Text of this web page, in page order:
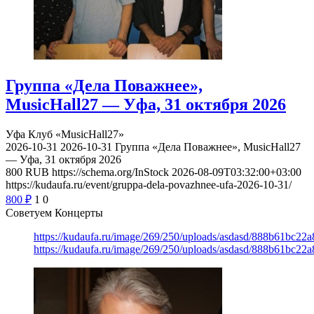
Группа «Дела Поважнее»,
MusicHall27 — Уфа, 31 октября 2026
Уфа Клуб «MusicHall27»
2026-10-31 2026-10-31 Группа «Дела Поважнее», MusicHall27
— Уфа, 31 октября 2026
800 RUB https://schema.org/InStock 2026-08-09T03:32:00+03:00
https://kudaufa.ru/event/gruppa-dela-povazhnee-ufa-2026-10-31/
800 ₽ 1 0
Советуем Концерты
https://kudaufa.ru/image/269/250/uploads/asdasd/
https://kudaufa.ru/image/269/250/uploads/asdasd/